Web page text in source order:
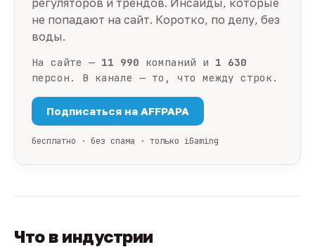
регуляторов и трендов. Инсайды, которые
не попадают на сайт. Коротко, по делу, без
воды.
На сайте — 11 990 компаний и 1 630
персон. В канале — то, что между строк.
Подписаться на AFFPAPA
бесплатно · без спама · только iGaming
Что в индустрии